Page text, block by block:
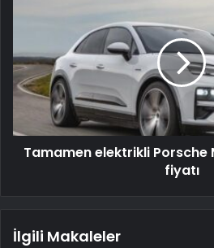
Tamamen elektrikli Porsche
fiyatı
İlgili Makaleler